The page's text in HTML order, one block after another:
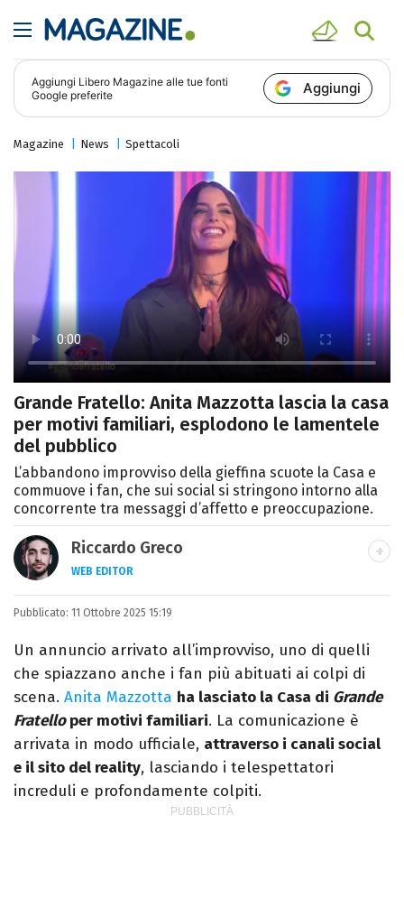
Aggiungi Libero Magazine alle tue fonti
Google preferite
Aggiungi
Magazine News Spettacoli
Grande Fratello: Anita Mazzotta lascia la casa
per motivi familiari, esplodono le lamentele
del pubblico
L’abbandono improvviso della gieffina scuote la Casa e
commuove i fan, che sui social si stringono intorno alla
concorrente tra messaggi d’affetto e preoccupazione.
Riccardo Greco
WEB EDITOR
LINKEDIN
Si avvicina all'editoria studiando all'IED
come Fashion Editor. Si specializza poi in
Comunicazione digitale, Giornalismo e
Nuovi media presso La Sapienza,
collaborando con alcune testate ed uffici
stampa.
Pubblicato: 11 Ottobre 2025 15:19
Un annuncio arrivato all’improvviso, uno di quelli
che spiazzano anche i fan più abituati ai colpi di
scena. Anita Mazzotta ha lasciato la Casa di Grande
Fratelloper motivi familiari. La comunicazione è
arrivata in modo ufficiale, attraverso i canali social
e il sito del reality, lasciando i telespettatori
increduli e profondamente colpiti.